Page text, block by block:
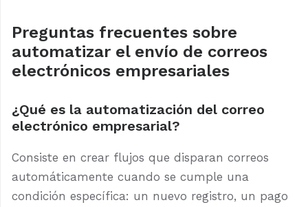
Preguntas frecuentes sobre
automatizar el envío de correos
electrónicos empresariales
¿Qué es la automatización del correo
electrónico empresarial?
Consiste en crear flujos que disparan correos
automáticamente cuando se cumple una
condición específica: un nuevo registro, un pago